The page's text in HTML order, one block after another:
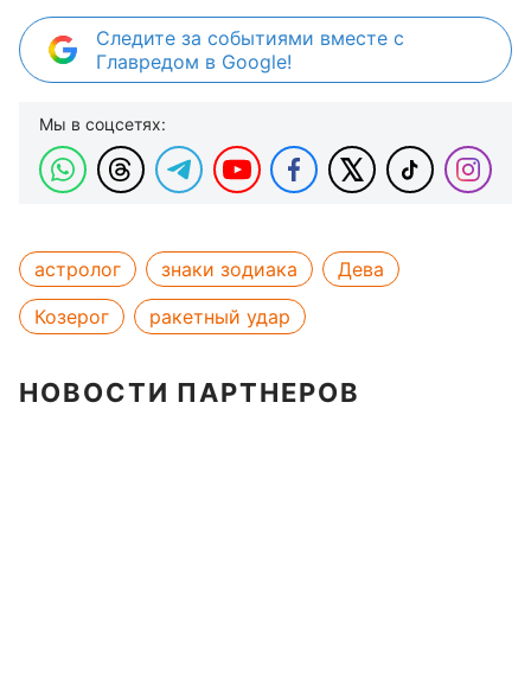
Следите за событиями вместе с
Главредом в Google!
Мы в соцсетях:
астролог знаки зодиака
Дева
Козерог
ракетный удар
НОВОСТИ ПАРТНЕРОВ